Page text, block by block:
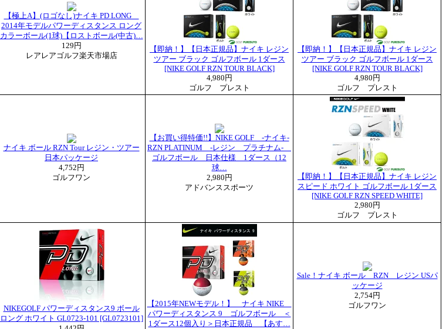
【極上A】(ロゴなし)ナイキ PD LONG
2014年モデルパワーディスタンス ロング
カラーボール(1球)【ロストボール(中古)…
129円
レアレアゴルフ楽天市場店
【即納！】【日本正規品】ナイキ レジン
ツアー ブラック ゴルフボール 1ダース
[NIKE GOLF RZN TOUR BLACK]
4,980円
ゴルフ プレスト
【即納！】【日本正規品】ナイキ レジン
ツアー ブラック ゴルフボール 1ダース
[NIKE GOLF RZN TOUR BLACK]
4,980円
ゴルフ プレスト
ナイキ ボール RZN Tour レジン・ツアー
日本パッケージ
4,752円
ゴルフワン
【お買い得特価!!】NIKE GOLF -ナイキ-
RZN PLATINUM -レジン プラチナム-
ゴルフボール 日本仕様 1ダース（12
球…
2,980円
アドバンススポーツ
【即納！】【日本正規品】ナイキ レジン
スピード ホワイト ゴルフボール 1ダース
[NIKE GOLF RZN SPEED WHITE]
2,980円
ゴルフ プレスト
NIKEGOLF パワーディスタンス9 ボール
ロング ホワイト GL0723-101 [GL0723101]
【2015年NEWモデル！】 ナイキ NIKE
パワーディスタンス 9 ゴルフボール ＜
1ダース12個入り＞日本正規品 【あす…
Sale！ナイキ ボール RZN レジン USパ
ッケージ
2,754円
ゴルフワン